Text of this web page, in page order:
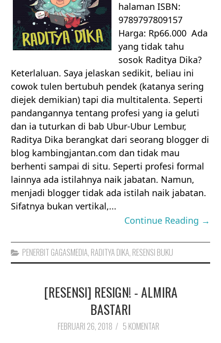
halaman ISBN:
9789797809157
Harga: Rp66.000 Ada
yang tidak tahu
sosok Raditya Dika?
Keterlaluan. Saya jelaskan sedikit, beliau ini
cowok tulen bertubuh pendek (katanya sering
diejek demikian) tapi dia multitalenta. Seperti
pandangannya tentang profesi yang ia geluti
dan ia tuturkan di bab Ubur-Ubur Lembur,
Raditya Dika berangkat dari seorang blogger di
blog kambingjantan.com dan tidak mau
berhenti sampai di situ. Seperti profesi formal
lainnya ada istilahnya naik jabatan. Namun,
menjadi blogger tidak ada istilah naik jabatan.
Sifatnya bukan vertikal,...
Continue Reading →
PENERBIT GAGASMEDIA, RADITYA DIKA, RESENSI BUKU
[RESENSI] RESIGN! - ALMIRA
BASTARI
FEBRUARI 26, 2018 / 5 KOMENTAR